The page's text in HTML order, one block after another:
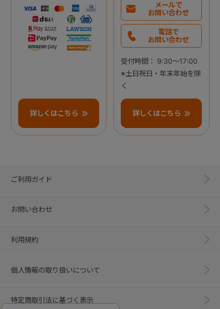
詳しくはこちら
メールで
お問い合わせ
電話で
お問い合わせ
受付時間： 9:30～17:00
※土日祝日・年末年始を除
く
詳しくはこちら
ご利用ガイド
お問い合わせ
利用規約
個人情報の取り扱いについて
特定商取引法に基づく表示